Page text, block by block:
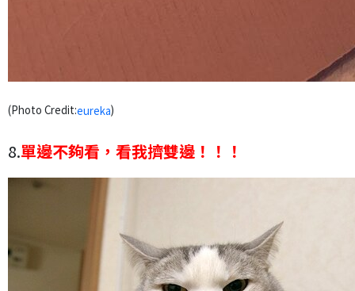
(Photo Credit:eureka)
8.單邊不夠看，看我擠雙邊！！！